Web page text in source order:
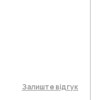
Залиште відгук